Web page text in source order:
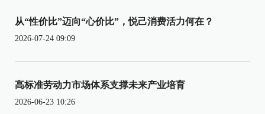
从“性价比”迈向“心价比”，悦己消费活力何在？
2026-07-24 09:09
高标准劳动力市场体系支撑未来产业培育
2026-06-23 10:26